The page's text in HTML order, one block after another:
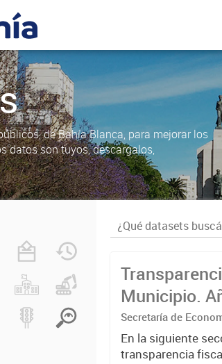
de Bahía Blanca, para mejorar los
datos son tuyos, descargalos,
Municipio.
Secretaría de
En la siguiente
transparencia